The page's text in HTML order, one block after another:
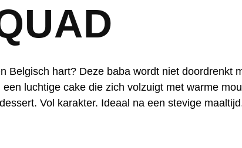
Belgisch hart? Deze baba wordt niet doordrenkt
luchtige cake die zich volzuigt met warme
Vol karakter. Ideaal na een stevige